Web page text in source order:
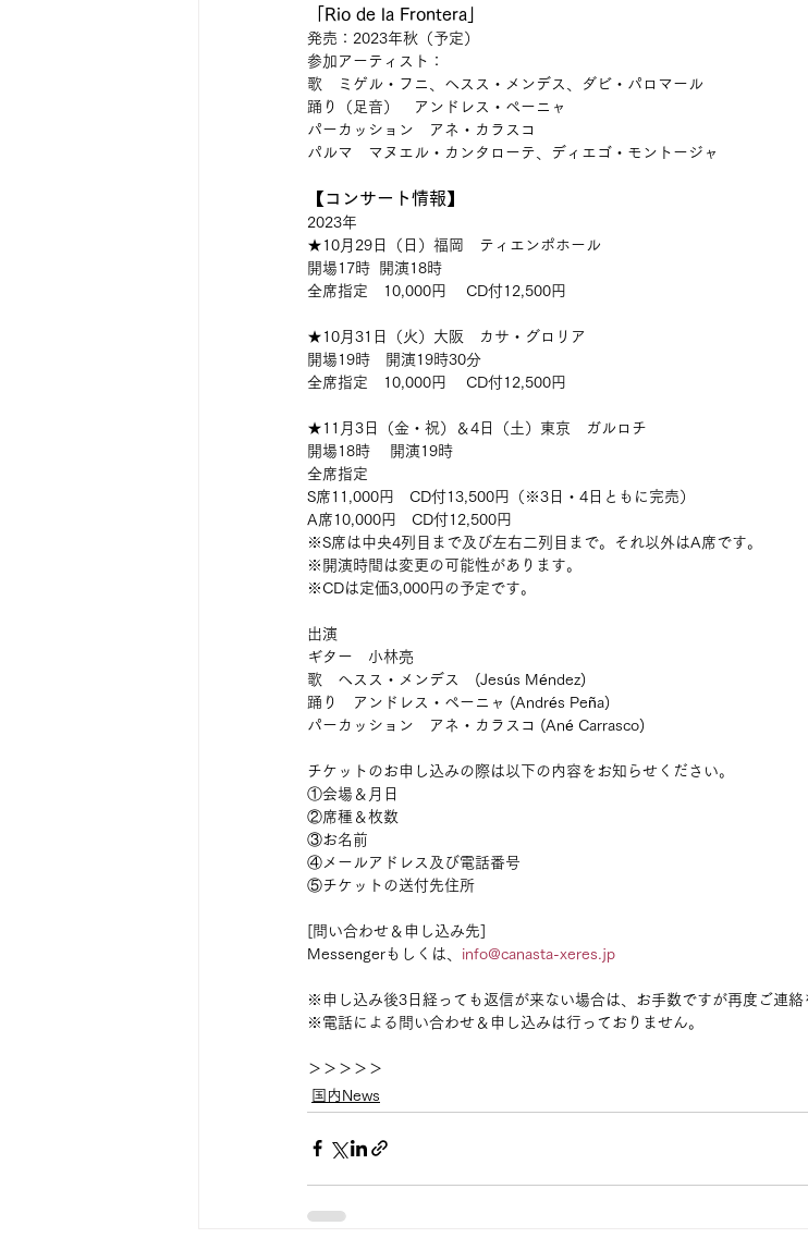
「Rio de la Frontera」
発売：2023年秋（予定）
参加アーティスト：
歌　ミゲル・フニ、ヘスス・メンデス、ダビ・パロマール
踊り（足音）　アンドレス・ペーニャ
パーカッション　アネ・カラスコ
パルマ　マヌエル・カンタローテ、ディエゴ・モントージャ
【コンサート情報】
2023年
★10月29日（日）福岡　ティエンポホール
開場17時  開演18時
全席指定　10,000円 　CD付12,500円
★10月31日（火）大阪　カサ・グロリア
開場19時　開演19時30分
全席指定　10,000円　 CD付12,500円
★11月3日（金・祝）＆4日（土）東京　ガルロチ
開場18時 　開演19時
全席指定
S席11,000円　CD付13,500円（※3日・4日ともに完売）
A席10,000円　CD付12,500円
※S席は中央4列目まで及び左右二列目まで。それ以外はA席です。
※開演時間は変更の可能性があります。
※CDは定価3,000円の予定です。
出演
ギター　小林亮
歌　ヘスス・メンデス　(Jesús Méndez)
踊り　アンドレス・ペーニャ (Andrés Peña)
パーカッション　アネ・カラスコ (Ané Carrasco)
チケットのお申し込みの際は以下の内容をお知らせください。
①会場＆月日
②席種＆枚数
③お名前
④メールアドレス及び電話番号
⑤チケットの送付先住所
[問い合わせ＆申し込み先]
Messengerもしくは、 info@canasta-xeres.jp
※申し込み後3日経っても返信が来ない場合は、お手数ですが再度ご連絡
※電話による問い合わせ＆申し込みは行っておりません。
＞＞＞＞＞
国内News